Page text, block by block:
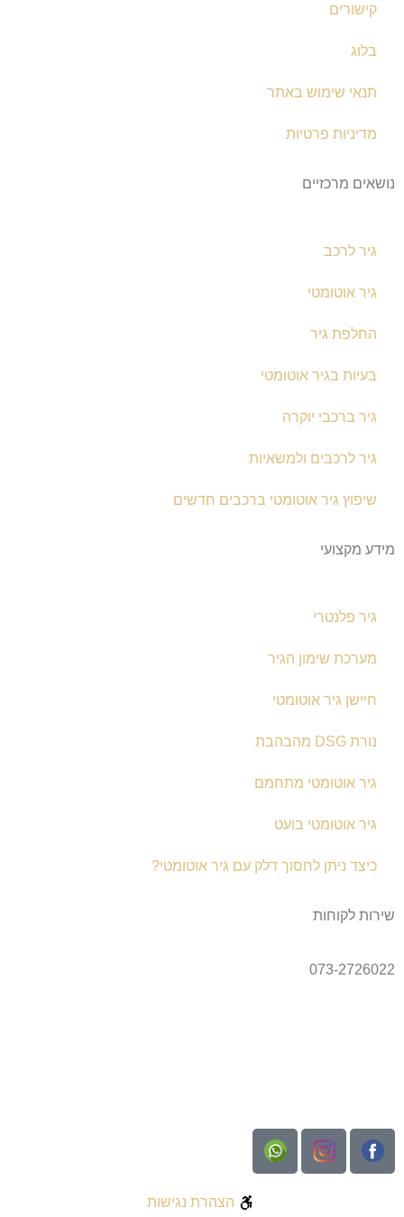
קישורים
בלוג
תנאי שימוש באתר
מדיניות פרטיות
נושאים מרכזיים
גיר לרכב
גיר אוטומטי
החלפת גיר
בעיות בגיר אוטומטי
גיר ברכבי יוקרה
גיר לרכבים ולמשאיות
שיפוץ גיר אוטומטי ברכבים חדשים
מידע מקצועי
גיר פלנטרי
מערכת שימון הגיר
חיישן גיר אוטומטי
נורת DSG מהבהבת
גיר אוטומטי מתחמם
גיר אוטומטי בועט
כיצד ניתן לחסוך דלק עם גיר אוטומטי?
שירות לקוחות
073-2726022
הצהרת נגישות